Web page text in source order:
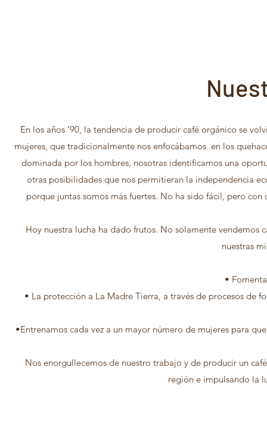
En los años ’90, la tendencia de producir café orgánico se
mujeres, que tradicionalmente nos enfocábamos en los
dominada por los hombres, nosotras identificamos una
otras posibilidades que nos permitieran la independencia
porque juntas somos más fuertes. No ha sido fácil, pero
Hoy nuestra lucha ha dado frutos. No solamente
nuestras
•
• La protección a La Madre Tierra, a través de procesos
•Entrenamos cada vez a un mayor número de mujeres para
Nos enorgullecemos de nuestro trabajo y de producir un
región e impulsando la